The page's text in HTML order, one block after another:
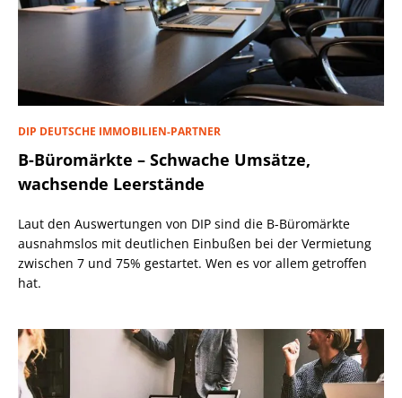
DIP DEUTSCHE IMMOBILIEN-PARTNER
B-Büromärkte – Schwache Umsätze,
wachsende Leerstände
Laut den Auswertungen von DIP sind die B-Büromärkte
ausnahmslos mit deutlichen Einbußen bei der Vermietung
zwischen 7 und 75% gestartet. Wen es vor allem getroffen
hat.